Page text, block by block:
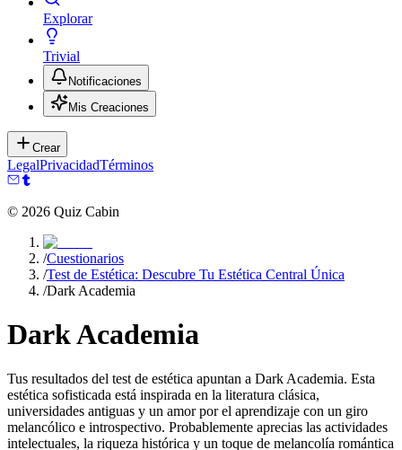
Explorar
Trivial
Notificaciones
Mis Creaciones
Crear
LegalPrivacidadTérminos
© 2026 Quiz Cabin
/Cuestionarios
/Test de Estética: Descubre Tu Estética Central Única
/Dark Academia
Dark Academia
Tus resultados del test de estética apuntan a Dark Academia. Esta
estética sofisticada está inspirada en la literatura clásica,
universidades antiguas y un amor por el aprendizaje con un giro
melancólico e introspectivo. Probablemente aprecias las actividades
intelectuales, la riqueza histórica y un toque de melancolía romántica